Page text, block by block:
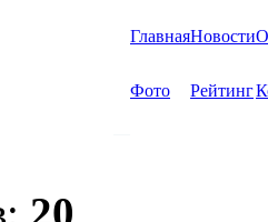
ГлавнаяНовости
Фото Рейтинг